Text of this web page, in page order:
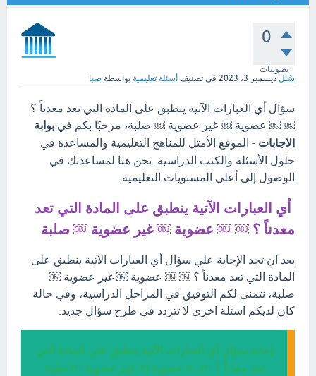
0
تصويتات
سُئل ديسمبر 3، 2023 في تصنيف أسئلة تعليمية بواسطة صبا
سؤال أي العبارات الآتية ينطبق على المادة التي تعد معدناً ؟
￼ ￼ عضوية ￼ غير عضوية ￼ صلبة، مرحبًا بكم في بوابة
الاجابات - الموقع الأمثل للمناهج التعليمية والمساعدة في
حلول الأسئلة والكتب الدراسية. نحن هنا لمساعدتك في
الوصول إلى أعلى المستويات التعليمية.
أي العبارات الآتية ينطبق على المادة التي تعد
معدناً ؟ ￼ ￼ عضوية ￼ غير عضوية ￼ صلبة
بعد ان تجد الإجابة علي سؤال أي العبارات الآتية ينطبق على
المادة التي تعد معدناً ؟ ￼ ￼ عضوية ￼ غير عضوية ￼
صلبة، نتمنى لكم التوفيق في المراحل الدراسية، وفي حالة
كان لديكم اسئلة اخري لا تتردد في طرح سؤال جديد.
إجابة سؤال أي العبارات الآتية ينطبق على المادة التي
تعد معدناً ؟ ￼ ￼ عضوية ￼ غير عضوية ￼ صلبة